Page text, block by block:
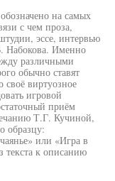
на самых
с чем проза,
эссе, интервью
Набокова. Именно
различными
обычно ставят
своё виртуозное
игровой
приём
Т.Г. Кучиной,
образцу:
или «Игра в
текста к описанию